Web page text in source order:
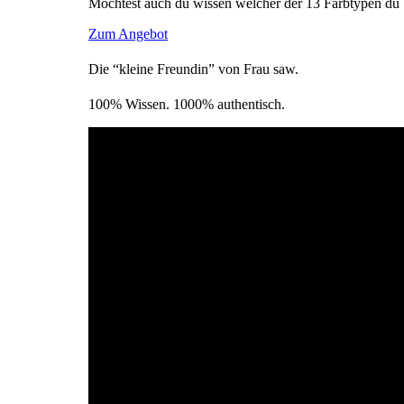
Zum Angebot
Die “kleine Freundin” von Frau saw.
100% Wissen. 1000% authentisch.